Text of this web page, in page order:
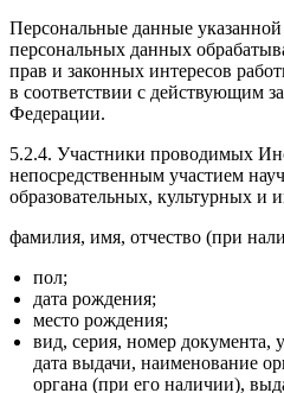
Персональные данные указанной
персональных данных
прав и законных интересов
в соответствии с действующим
Федерации.
5.2.4. Участники проводимых
непосредственным участием
образовательных, культурных и
фамилия, имя, отчество (при
пол;
дата рождения;
место рождения;
вид, серия, номер документа,
дата выдачи, наименование
органа (при его наличии),